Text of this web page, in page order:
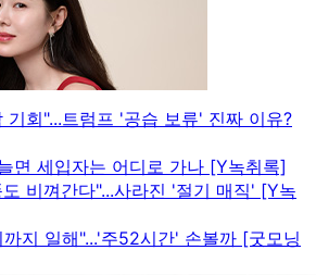
기회"...트럼프 '공습 보류' 진짜 이유?
면 세입자는 어디로 가나 [Y녹취록]
비껴간다"...사라진 '절기 매직' [Y녹
지 일해"...'주52시간' 손볼까 [굿모닝